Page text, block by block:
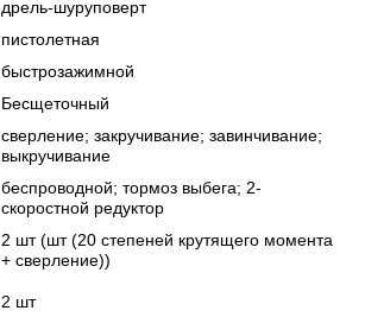
дрель-шуруповерт
пистолетная
быстрозажимной
Бесщеточный
сверление; закручивание; завинчивание;
выкручивание
беспроводной; тормоз выбега; 2-
скоростной редуктор
2 шт (шт (20 степеней крутящего момента
+ сверление))
2 шт